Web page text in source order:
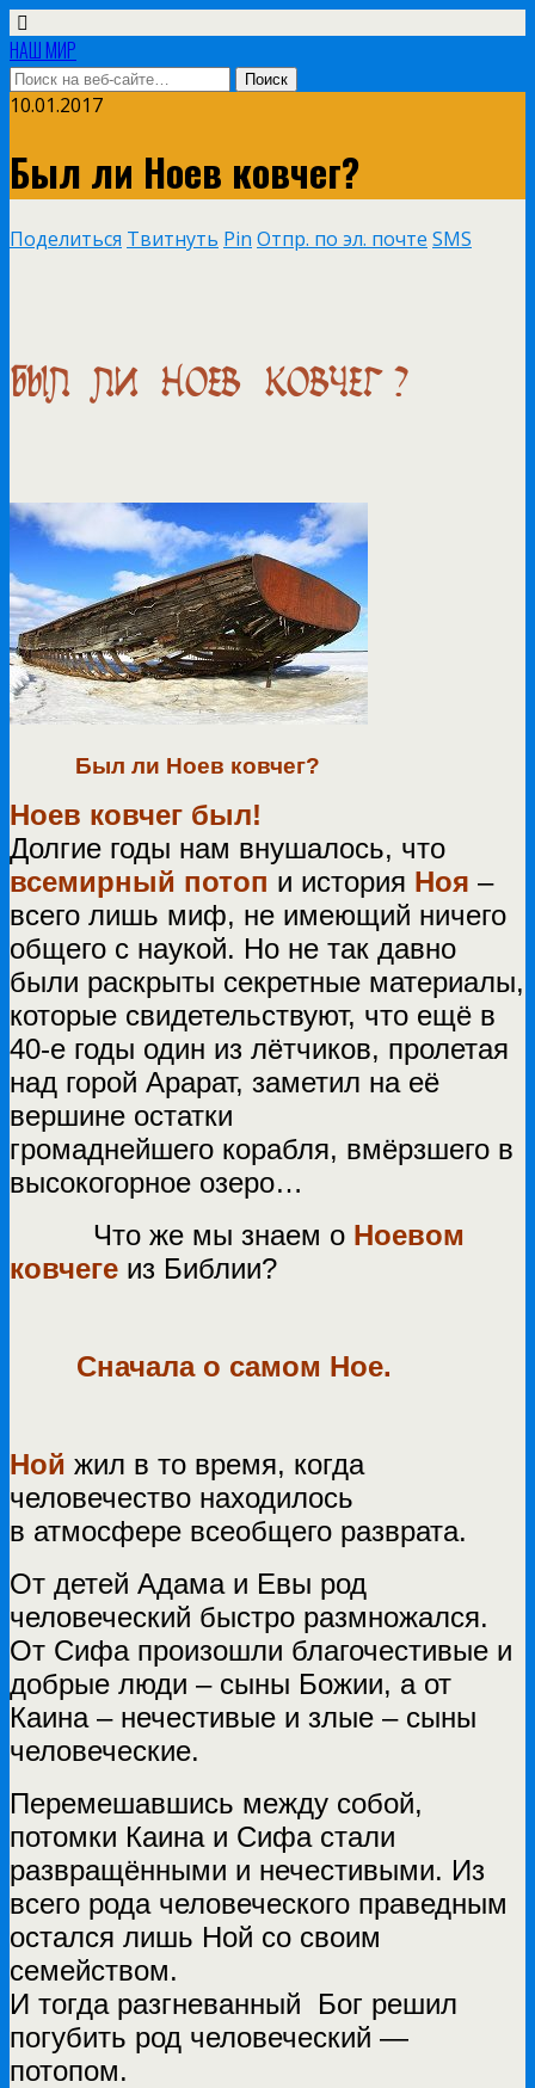
НАШ МИР
10.01.2017
Был ли Ноев ковчег?
Поделиться Твитнуть Pin Отпр. по эл. почте SMS
Был ли Ноев ковчег?
Ноев ковчег был!
Долгие годы нам внушалось, что
всемирный потоп и история Ноя –
всего лишь миф, не имеющий ничего
общего с наукой. Но не так давно
были раскрыты секретные материалы,
которые свидетельствуют, что ещё в
40-е годы один из лётчиков, пролетая
над горой Арарат, заметил на её
вершине остатки
громаднейшего корабля, вмёрзшего в
высокогорное озеро…
Что же мы знаем о Ноевом
ковчеге из Библии?
Сначала о самом Ное.
Ной жил в то время, когда
человечество находилось
в атмосфере всеобщего разврата.
От детей Адама и Евы род
человеческий быстро размножался.
От Сифа произошли благочестивые и
добрые люди – сыны Божии, а от
Каина – нечестивые и злые – сыны
человеческие.
Перемешавшись между собой,
потомки Каина и Сифа стали
развращёнными и нечестивыми. Из
всего рода человеческого праведным
остался лишь Ной со своим
семейством.
И тогда разгневанный Бог решил
погубить род человеческий —
потопом.